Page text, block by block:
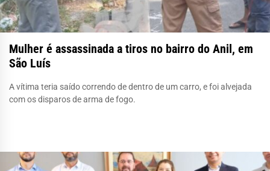
Mulher é assassinada a tiros no bairro do Anil, em
São Luís
A vítima teria saído correndo de dentro de um carro, e foi alvejada
com os disparos de arma de fogo.